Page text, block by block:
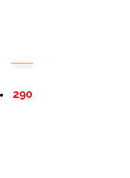
290